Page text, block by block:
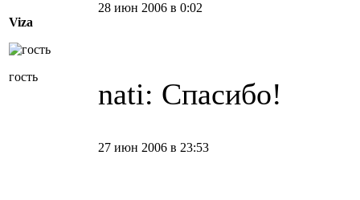
Viza
гость
28 июн 2006 в 0:02
nati: Спасибо!
27 июн 2006 в 23:53